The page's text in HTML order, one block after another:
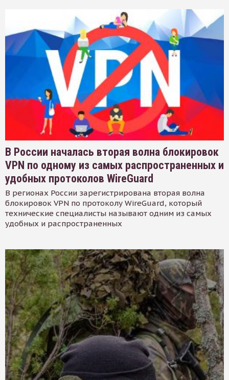
В России началась вторая волна блокировок
VPN по одному из самых распространенных и
удобных протоколов WireGuard
В регионах России зарегистрирована вторая волна
блокировок VPN по протоколу WireGuard, который
технические специалисты называют одним из самых
удобных и распространенных